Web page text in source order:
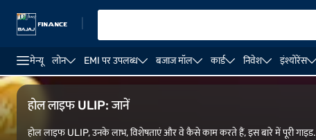
मेन्यू लोन EMI पर उपलब्ध बजाज मॉल कार्ड निवेश इंश्योरेंस
होल लाइफ ULIP: जानें
होल लाइफ ULIP, उनके लाभ, विशेषताएं और वे कैसे काम करते हैं, इस बारे में पूरी गाइड.
जीवन बीमा